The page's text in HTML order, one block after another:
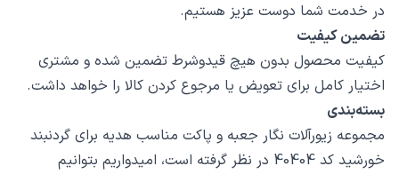
در خدمت شما دوست عزیز هستیم.
تضمین کیفیت
کیفیت محصول بدون هیچ قیدوشرط تضمین شده و مشتری
اختیار کامل برای تعویض یا مرجوع کردن کالا را خواهد داشت.
بسته‌بندی
مجموعه زیورآلات نگار جعبه و پاکت مناسب هدیه برای گردنبند
خورشید کد 40404 در نظر گرفته است، امیدواریم بتوانیم